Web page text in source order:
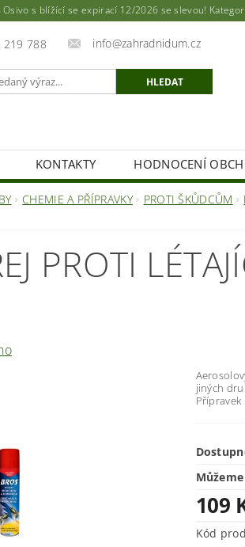
s blížící se expirací 12/2026 se slevou! Kategorie
219 788 info@zahradnidum.cz
KONTAKTY HODNOCENÍ
CHEMIE A PŘÍPRAVKY PROTI ŠKŮDCŮM
PROTI
jiných
109
Kód